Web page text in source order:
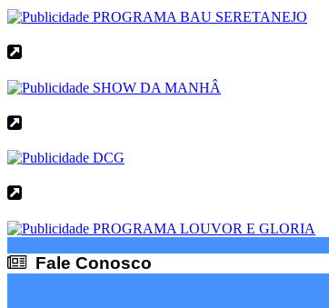
Fale Conosco